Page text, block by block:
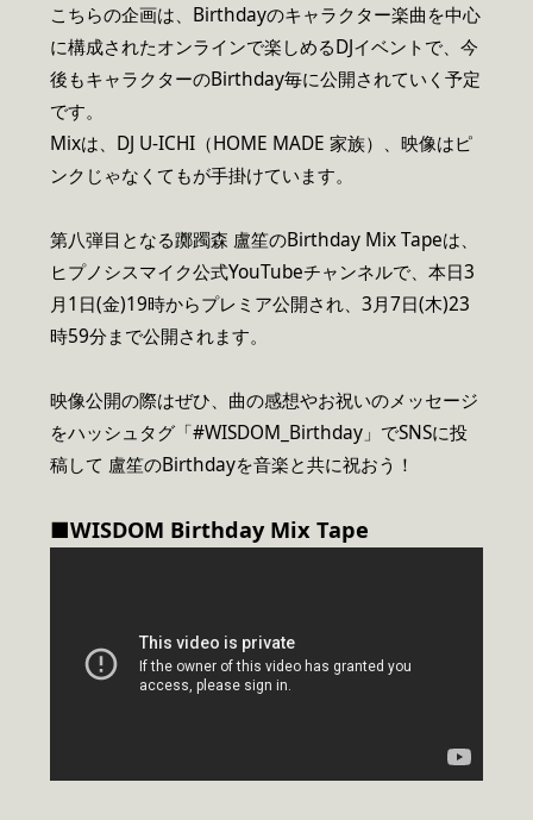
こちらの企画は、Birthdayのキャラクター楽曲を中心
に構成されたオンラインで楽しめるDJイベントで、今
後もキャラクターのBirthday毎に公開されていく予定
です。
Mixは、DJ U-ICHI（HOME MADE 家族）、映像はピ
ンクじゃなくてもが手掛けています。
第八弾目となる躑躅森 盧笙のBirthday Mix Tapeは、
ヒプノシスマイク公式YouTubeチャンネルで、本日3
月1日(金)19時からプレミア公開され、3月7日(木)23
時59分まで公開されます。
映像公開の際はぜひ、曲の感想やお祝いのメッセージ
をハッシュタグ「#WISDOM_Birthday」でSNSに投
稿して 盧笙のBirthdayを音楽と共に祝おう！
■WISDOM Birthday Mix Tape